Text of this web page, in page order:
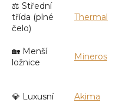
⚖️ Střední
třída (plné
čelo)
Thermal
🏡 Menší
ložnice
Mineros
💎 Luxusní Akima